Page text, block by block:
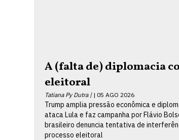
A (falta de) diplomacia
eleitoral
Tatiana Py Dutra | 05 AGO 2026
Trump amplia pressão econômica e
ataca Lula e faz campanha por Flávio
brasileiro denuncia tentativa de
processo eleitoral